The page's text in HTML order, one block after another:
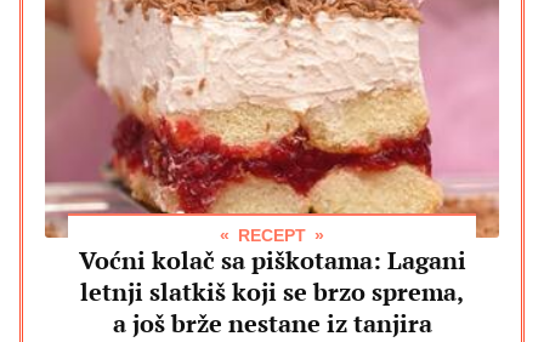
RECEPT
Voćni kolač sa piškotama: Lagani
letnji slatkiš koji se brzo sprema,
a još brže nestane iz tanjira